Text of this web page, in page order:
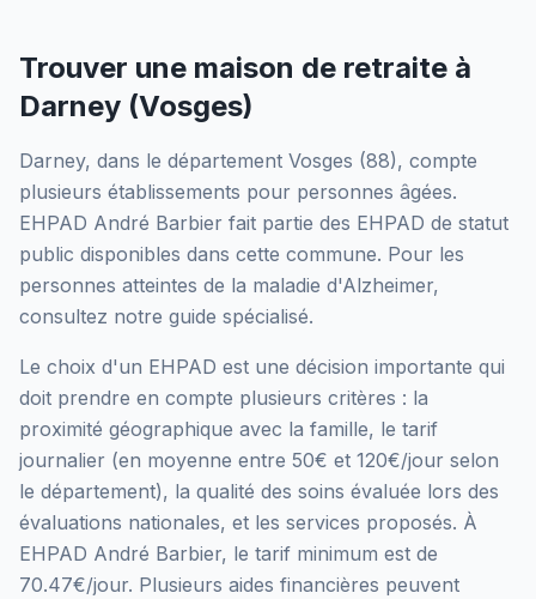
Trouver une maison de retraite à
Darney (Vosges)
Darney, dans le département Vosges (88), compte
plusieurs établissements pour personnes âgées.
EHPAD André Barbier fait partie des EHPAD de statut
public disponibles dans cette commune. Pour les
personnes atteintes de la maladie d'Alzheimer,
consultez notre guide spécialisé.
Le choix d'un EHPAD est une décision importante qui
doit prendre en compte plusieurs critères : la
proximité géographique avec la famille, le tarif
journalier (en moyenne entre 50€ et 120€/jour selon
le département), la qualité des soins évaluée lors des
évaluations nationales, et les services proposés. À
EHPAD André Barbier, le tarif minimum est de
70.47€/jour. Plusieurs aides financières peuvent